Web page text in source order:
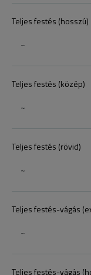
Teljes festés (hosszú)
~
Teljes festés (közép)
~
Teljes festés (rövid)
~
Teljes festés-vágás
~
Teljes festés-vágás